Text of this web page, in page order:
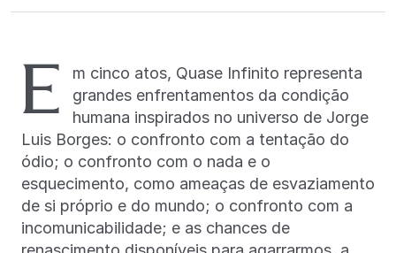
E
m cinco atos, Quase Infinito representa
grandes enfrentamentos da condição
humana inspirados no universo de Jorge
Luis Borges: o confronto com a tentação do
ódio; o confronto com o nada e o
esquecimento, como ameaças de esvaziamento
de si próprio e do mundo; o confronto com a
incomunicabilidade; e as chances de